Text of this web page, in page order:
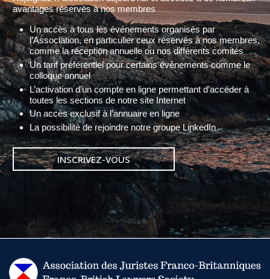
avantages réservés à nos membres
Un accès à tous les événements organisés par
l’Association, en particulier ceux réservés à nos membres,
comme la réception annuelle ou nos différents comités
Un tarif préférentiel pour certains évènements comme le
colloque annuel
L’activation d’un compte en ligne permettant d’accéder à
toutes les sections de notre site Internet
Un accès exclusif à l’annuaire en ligne
La possibilité de rejoindre notre groupe LinkedIn
INSCRIVEZ-VOUS